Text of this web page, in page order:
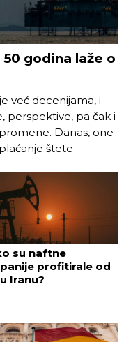
godina laže o
već decenijama, i
perspektive, pa čak i
Danas, one
štete
su naftne
profitirale od
Iranu?